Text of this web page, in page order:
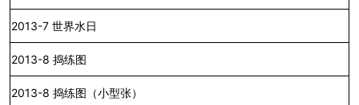
2013-7 世界水日
2013-8 捣练图
2013-8 捣练图（小型张）